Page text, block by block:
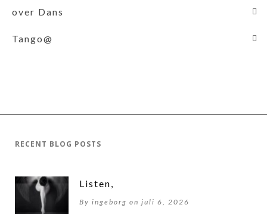
over Dans
Tango@
RECENT BLOG POSTS
Listen,
By ingeborg on juli 6, 2026